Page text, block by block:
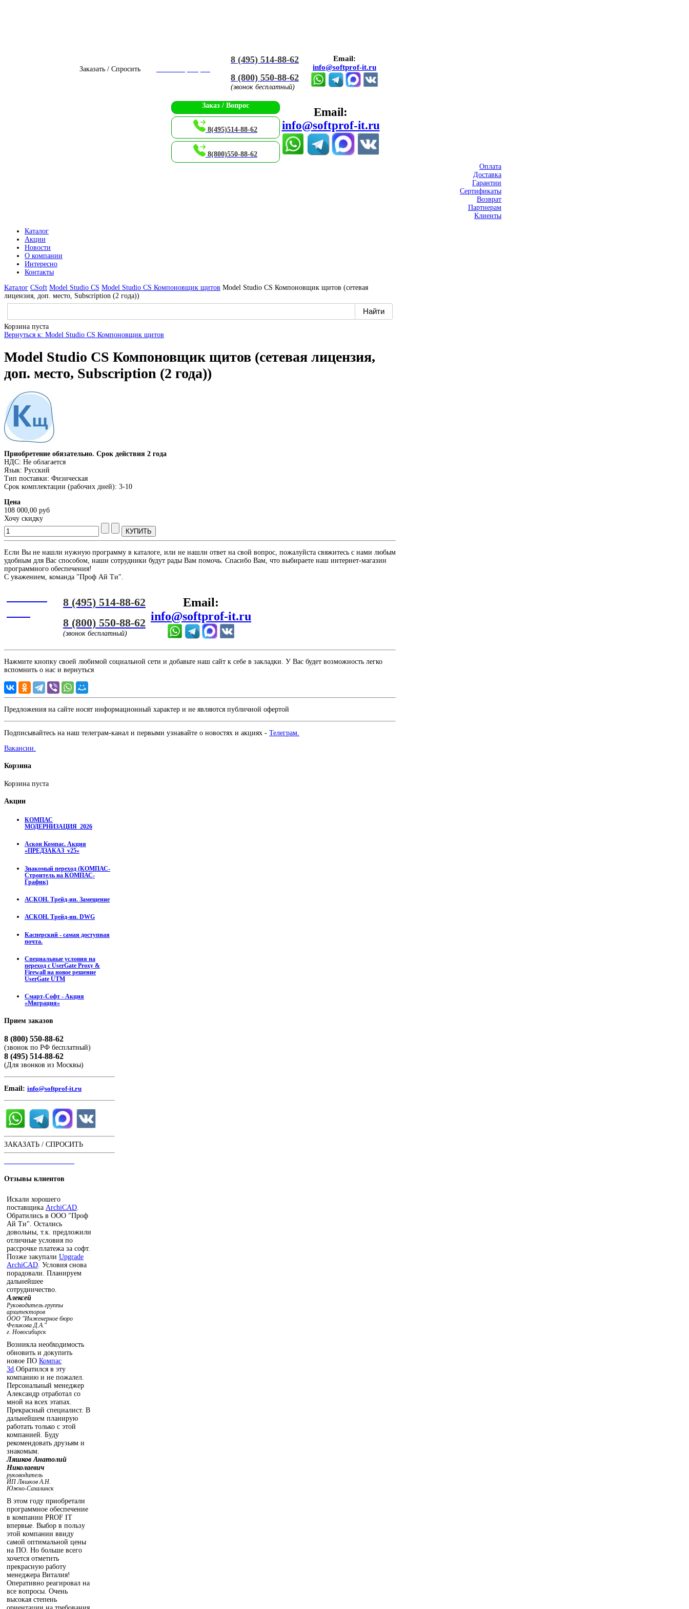
Заказать / Спросить
8 (495) 514-88-62
8 (800) 550-88-62
(звонок бесплатный)
Email:
info@softprof-it.ru
Заказ / Вопрос
8(495)514-88-62
8(800)550-88-62
Email:
info@softprof-it.ru
Оплата
Доставка
Гарантии
Сертификаты
Возврат
Партнерам
Клиенты
Каталог
Акции
Новости
О компании
Интересно
Контакты
Каталог CSoft Model Studio CS Model Studio CS Компоновщик щитов Model Studio CS Компоновщик щитов (сетевая
лицензия, доп. место, Subscription (2 года))
Корзина пуста
Вернуться к: Model Studio CS Компоновщик щитов
Model Studio CS Компоновщик щитов (сетевая лицензия,
доп. место, Subscription (2 года))
Приобретение обязательно. Срок действия 2 года
НДС: Не облагается
Язык: Русский
Тип поставки: Физическая
Срок комплектации (рабочих дней): 3-10
Цена
108 000,00 руб
Хочу скидку
Если Вы не нашли нужную программу в каталоге, или не нашли ответ на свой вопрос, пожалуйста свяжитесь с нами любым
удобным для Вас способом, наши сотрудники будут рады Вам помочь. Спасибо Вам, что выбираете наш интернет-магазин
программного обеспечения!
С уважением, команда "Проф Ай Ти".
8 (495) 514-88-62
8 (800) 550-88-62
(звонок бесплатный)
Email:
info@softprof-it.ru
Нажмите кнопку своей любимой социальной сети и добавьте наш сайт к себе в закладки. У Вас будет возможность легко
вспомнить о нас и вернуться
Предложения на сайте носят информационный характер и не являются публичной офертой
Подписывайтесь на наш телеграм-канал и первыми узнавайте о новостях и акциях - Телеграм.
Вакансии.
Корзина
Корзина пуста
Акции
КОМПАС
МОДЕРНИЗАЦИЯ_2026
Аскон Компас. Акция
«ПРЕДЗАКАЗ_v25»
Знакомый переход (КОМПАС-
Строитель на КОМПАС-
График)
АСКОН. Трейд-ин. Замещение
АСКОН. Трейд-ин. DWG
Касперский - самая доступная
почта.
Специальные условия на
переход с UserGate Proxy &
Firewall на новое решение
UserGate UTM
Смарт-Софт - Акция
«Миграция»
Прием заказов
8 (800) 550-88-62
(звонок по РФ бесплатный)
8 (495) 514-88-62
(Для звонков из Москвы)
Email: info@softprof-it.ru
ЗАКАЗАТЬ / СПРОСИТЬ
Отзывы клиентов
Искали хорошего
поставщика ArchiCAD
Обратились в ООО "Проф
Ай Ти". Остались
довольны, т.к. предложили
отличные условия по
рассрочке платежа за софт.
Позже закупали Upgrade
ArchiCAD . Условия снова
порадовали. Планируем
дальнейшее
сотрудничество.
Алексей
Руководитель группы
архитекторов
ООО "Инженерное бюро
Феликова Д.А."
г. Новосибирск
Возникла необходимость
обновить и докупить
новое ПО Компас
3d .Обратился в эту
компанию и не пожалел.
Персональный менеджер
Александр отработал со
мной на всех этапах.
Прекрасный специалист. В
дальнейшем планирую
работать только с этой
компанией. Буду
рекомендовать друзьям и
знакомым.
Ляшков Анатолий
Николаевич
руководитель
ИП Ляшков А.Н.
Южно-Сахалинск
В этом году приобретали
программное обеспечение
в компании PROF IT
впервые. Выбор в пользу
этой компании ввиду
самой оптимальной цены
на ПО. Но больше всего
хочется отметить
прекрасную работу
менеджера Виталия!
Оперативно реагировал на
все вопросы. Очень
высокая степень